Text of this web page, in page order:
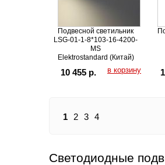
Подвесной светильник
LSG-01-1-8*103-16-4200-
MS
Elektrostandard (Китай)
10 455 р. в корзину
1 2 3 4
Светодиодные